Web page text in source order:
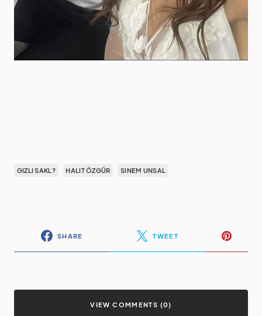
GIZLI SAKL? HALIT ÖZGÜR SINEM UNSAL
SHARE TWEET
VIEW COMMENTS (0)